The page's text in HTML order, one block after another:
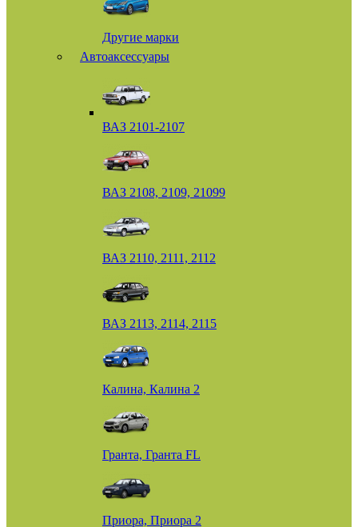
Другие марки
Автоаксессуары
ВАЗ 2101-2107
ВАЗ 2108, 2109, 21099
ВАЗ 2110, 2111, 2112
ВАЗ 2113, 2114, 2115
Калина, Калина 2
Гранта, Гранта FL
Приора, Приора 2